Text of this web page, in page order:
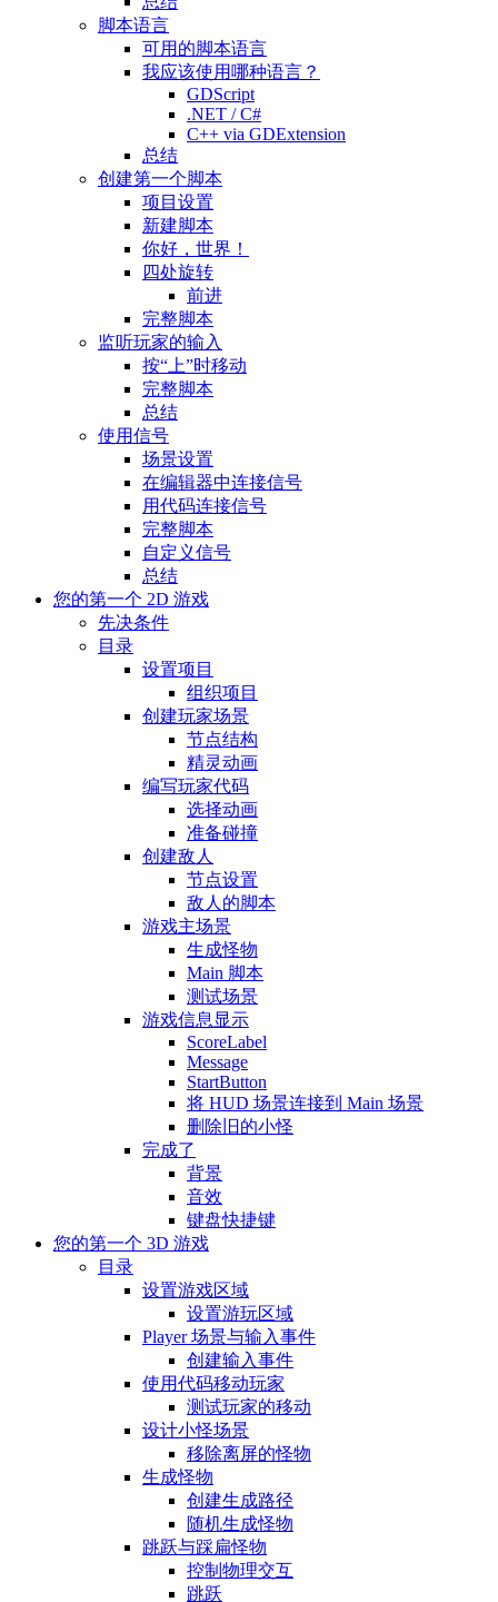
脚本语言
可用的脚本语言
我应该使用哪种语言？
GDScript
.NET / C#
C++ via GDExtension
总结
创建第一个脚本
项目设置
新建脚本
你好，世界！
四处旋转
前进
完整脚本
监听玩家的输入
按“上”时移动
完整脚本
总结
使用信号
场景设置
在编辑器中连接信号
用代码连接信号
完整脚本
自定义信号
总结
您的第一个 2D 游戏
先决条件
目录
设置项目
组织项目
创建玩家场景
节点结构
精灵动画
编写玩家代码
选择动画
准备碰撞
创建敌人
节点设置
敌人的脚本
游戏主场景
生成怪物
Main 脚本
测试场景
游戏信息显示
ScoreLabel
Message
StartButton
将 HUD 场景连接到 Main 场景
删除旧的小怪
完成了
背景
音效
键盘快捷键
您的第一个 3D 游戏
目录
设置游戏区域
设置游玩区域
Player 场景与输入事件
创建输入事件
使用代码移动玩家
测试玩家的移动
设计小怪场景
移除离屏的怪物
生成怪物
创建生成路径
随机生成怪物
跳跃与踩扁怪物
控制物理交互
跳跃